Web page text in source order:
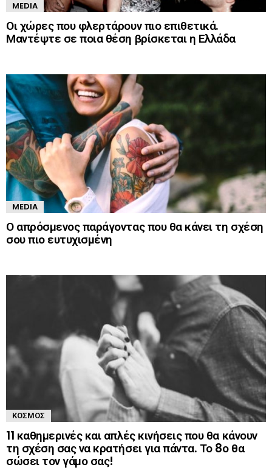
MEDIA
Οι χώρες που φλερτάρουν πιο επιθετικά.
Μαντέψτε σε ποια θέση βρίσκεται η Ελλάδα
MEDIA
Ο απρόσμενος παράγοντας που θα κάνει τη σχέση
σου πιο ευτυχισμένη
ΚΌΣΜΟΣ
11 καθημερινές και απλές κινήσεις που θα κάνουν
τη σχέση σας να κρατήσει για πάντα. Το 8ο θα
σώσει τον γάμο σας!